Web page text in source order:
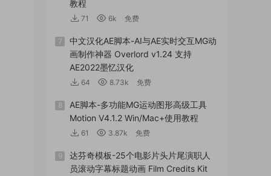
教程
71 6k 免费
7
中文汉化AE脚本-AI与AE实时交互MG动
画制作神器 Overlord v1.24 支持
AE2022墨忆汉化
64 8.73k 免费
8
AE脚本-多功能MG运动图形高级工具
Motion V4.1.2 Win/Mac+使用教程
61 3.87k 免费
9
达芬奇模板-25个电影片头片尾演职人
员滚动字幕标题动画 Film Credits Kit